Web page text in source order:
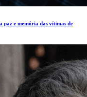
paz e memória das vítimas de